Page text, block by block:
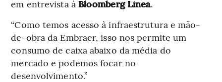
em entrevista à Bloomberg Línea.
“Como temos acesso à infraestrutura e mão-
de-obra da Embraer, isso nos permite um
consumo de caixa abaixo da média do
mercado e podemos focar no
desenvolvimento.”